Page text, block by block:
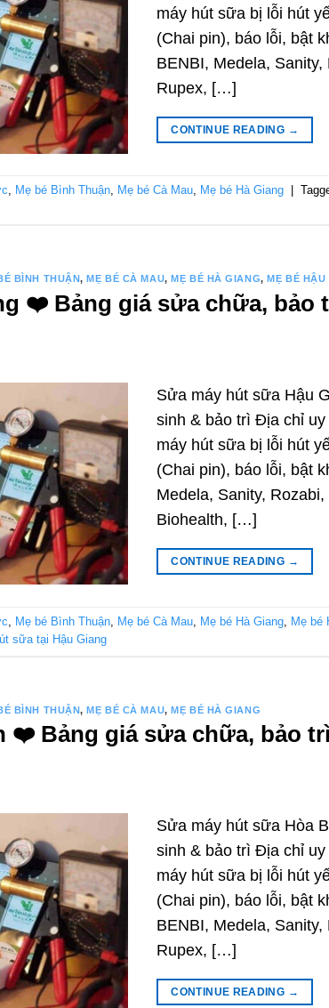
máy hút sữa bị lỗi hút
(Chai pin), báo lỗi, bật
BENBI, Medela,
Rupex, […]
CONTINUE READING →
, Mẹ bé Bình Thuận, Mẹ bé Cà Mau, Mẹ bé Hà Giang
BÌNH THUẬN,MẸ BÉ CÀ MAU,MẸ BÉ HÀ GIANG,MẸ BÉ HẬU
❤️️ Bảng giá sửa chữa, bảo
Sửa máy hút sữa Hậu
sinh & bảo trì Địa chỉ
máy hút sữa bị lỗi hút
(Chai pin), báo lỗi, bật
Medela, Sanity,
Biohealth, […]
CONTINUE READING →
, Mẹ bé Bình Thuận, Mẹ bé Cà Mau, Mẹ bé Hà Giang, Mẹ bé
sữa tại Hậu Giang
BÌNH THUẬN,MẸ BÉ CÀ MAU,MẸ BÉ HÀ GIANG
❤️️ Bảng giá sửa chữa, bảo
Sửa máy hút sữa Hòa
sinh & bảo trì Địa chỉ
máy hút sữa bị lỗi hút
(Chai pin), báo lỗi, bật
BENBI, Medela,
Rupex, […]
CONTINUE READING →